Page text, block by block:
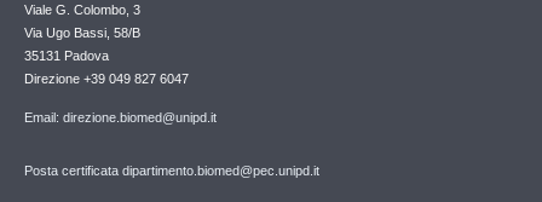
Viale G. Colombo, 3
Via Ugo Bassi, 58/B
35131 Padova
Direzione +39 049 827 6047
Email: direzione.biomed@unipd.it
Posta certificata dipartimento.biomed@pec.unipd.it